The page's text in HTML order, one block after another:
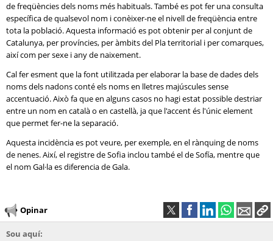
de freqüències dels noms més habituals. També es pot fer una consulta
específica de qualsevol nom i conèixer-ne el nivell de freqüència entre
tota la població. Aquesta informació es pot obtenir per al conjunt de
Catalunya, per províncies, per àmbits del Pla territorial i per comarques,
així com per sexe i any de naixement.
Cal fer esment que la font utilitzada per elaborar la base de dades dels
noms dels nadons conté els noms en lletres majúscules sense
accentuació. Això fa que en alguns casos no hagi estat possible destriar
entre un nom en català o en castellà, ja que l'accent és l'únic element
que permet fer-ne la separació.
Aquesta incidència es pot veure, per exemple, en el rànquing de noms
de nenes. Així, el registre de Sofia inclou també el de Sofía, mentre que
el nom Gal·la es diferencia de Gala.
Opinar
Sou aquí: